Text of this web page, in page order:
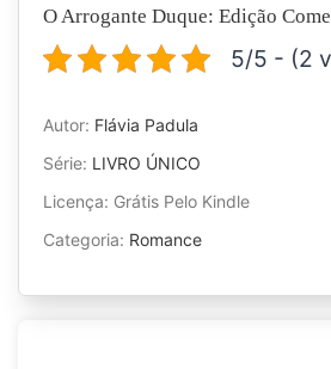
O Arrogante Duque: Edição
5/5 - (2
Autor: Flávia Padula
Série: LIVRO ÚNICO
Licença: Grátis Pelo Kindle
Categoria: Romance